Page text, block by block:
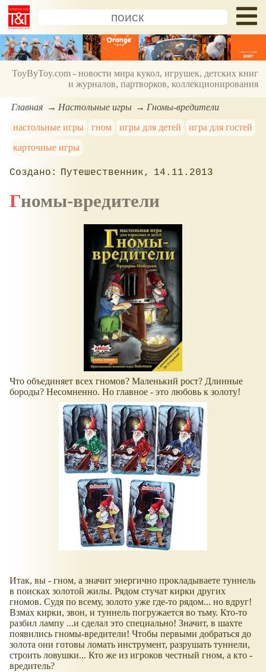
ToyByToy.com - новости мира кукол, игрушек, детских книг
и журналов, партворков, коллекционирования
Главная Настольные игры
Гномы-вредители
настольные игры
гном игры для детей
игра для гостей
карточные игры
Путешественник 14.11.2013
Гномы-вредители
Что объединяет всех гномов? Маленький рост? Длинные
бороды? Несомненно. Но главное - это любовь к золоту!
Итак, вы - гном, а значит энергично прокладываете туннель
в поисках золотой жилы. Рядом стучат кирки других
гномов. Судя по всему, золото уже где-то рядом... но вдруг!
Взмах кирки, звон, и туннель погружается во тьму. Кто-то
разбил лампу ...и сделал это специально! Значит, в шахте
появились гномы-вредители! Чтобы первыми добраться до
золота они готовы ломать инструмент, разрушать туннели,
строить ловушки... Кто же из игроков честный гном, а кто -
вредитель?